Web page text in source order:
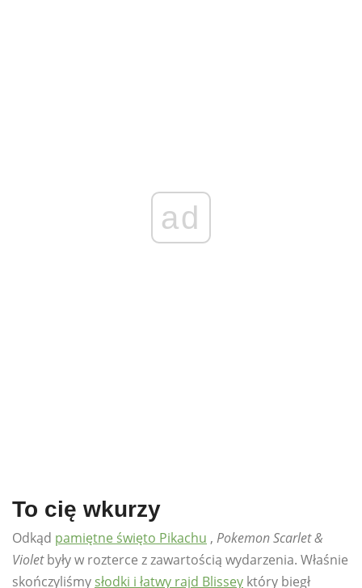
ad
To cię wkurzy
Odkąd pamiętne święto Pikachu , Pokemon Scarlet &
Violetbyły w rozterce z zawartością wydarzenia. Właśnie
skończyliśmy słodki i łatwy rajd Blissey który biegł